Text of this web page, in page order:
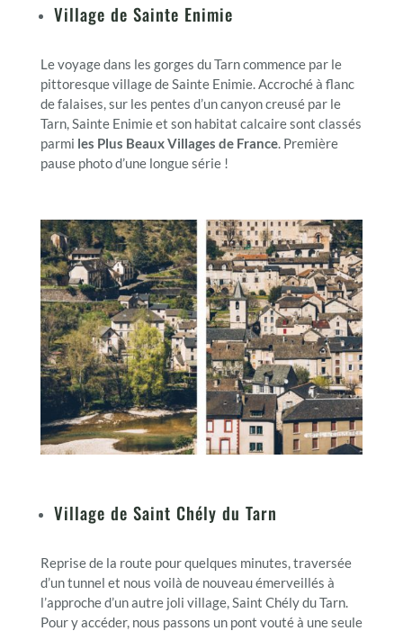
Village de Sainte Enimie
Le voyage dans les gorges du Tarn commence par le
pittoresque village de Sainte Enimie. Accroché à flanc
de falaises, sur les pentes d’un canyon creusé par le
Tarn, Sainte Enimie et son habitat calcaire sont classés
parmi les Plus Beaux Villages de France. Première
pause photo d’une longue série !
Village de Saint Chély du Tarn
Reprise de la route pour quelques minutes, traversée
d’un tunnel et nous voilà de nouveau émerveillés à
l’approche d’un autre joli village, Saint Chély du Tarn.
Pour y accéder, nous passons un pont vouté à une seule